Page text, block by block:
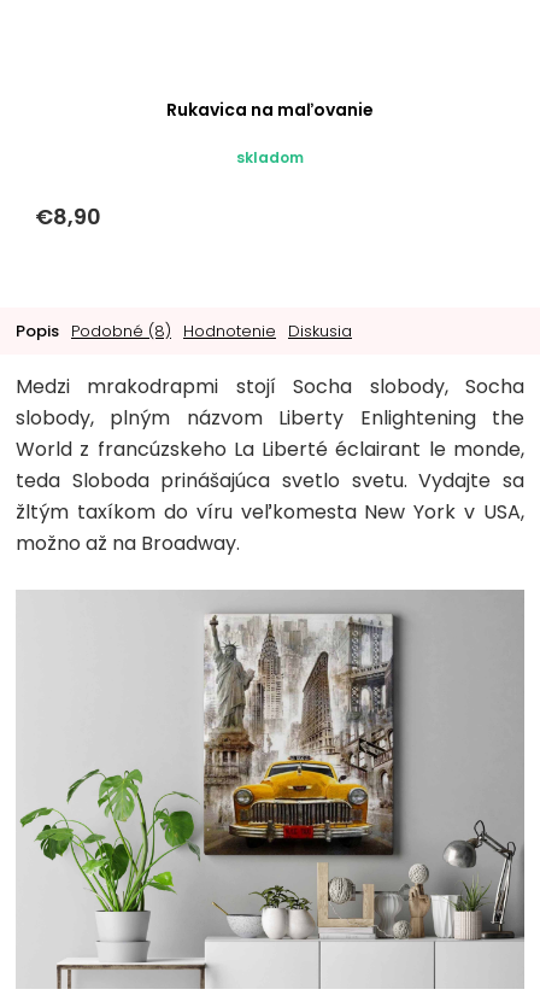
Rukavica na maľovanie
skladom
€8,90
Popis Podobné (8) Hodnotenie Diskusia
Medzi mrakodrapmi stojí Socha slobody, Socha
slobody, plným názvom Liberty Enlightening the
World z francúzskeho La Liberté éclairant le monde,
teda Sloboda prinášajúca svetlo svetu. Vydajte sa
žltým taxíkom do víru veľkomesta New York v USA,
možno až na Broadway.